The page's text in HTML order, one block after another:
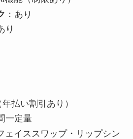
：あり
り
払い割引あり）
一定量
ェイススワップ・リップシン